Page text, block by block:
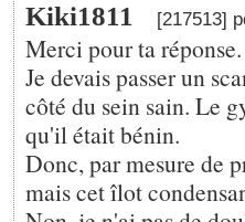
Kiki1811 [217513]
Merci pour ta réponse.
Je devais passer un
côté du sein sain. Le
qu'il était bénin.
Donc, par mesure de
mais cet îlot